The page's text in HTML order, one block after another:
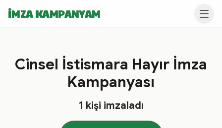
İMZA KAMPANYAM
Cinsel İstismara Hayır İmza
Kampanyası
1 kişi imzaladı